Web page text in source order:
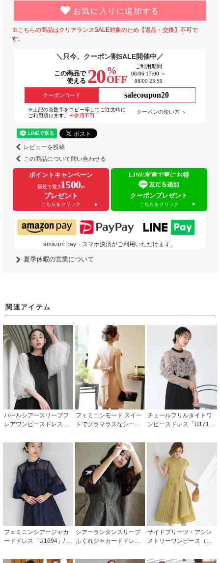
お気に入りに追加する
※こちらの商品はクリアランスSALE対象のため【返品・交換】不可で
す。
＼只今、クーポン割SALE開催中／
この商品で
使える 20 %
OFF
ご利用期間
08/06 17:00 ～
08/09 23:59
クーポンコード salecoupon20
※上記の英数字をコピー等してご注文時に
ご利用頂けます。
※併用不可
クーポンの使い方 ＞
レビューを投稿
この商品について問い合わせる
ポイントキャンペーン
新規で最大1500pt
プレゼント
こちらをクリック
LINE友達で更にお得
クーポンプレゼント
こちらをクリック
amazon pay・スマホ決済がご利用いただけます。
夏季休暇の営業について
関連アイテム
パールシアースリーブフ
レアワンピースドレス
宴・二次会などお呼ばれ
対応フォーマルパーティ
ードレス
フェミニンモード スイー
トでグラマラスなシース
などお呼ばれ対応フォー
マルパーティードレス
チュールフリルタイトワ
ンピースドレス「U171
次会などお呼ばれ対応フ
ォーマルパーティードレ
フェミニンシアージャカ
ードドレス「U1694」/ 結
どお呼ばれ対応フォーマ
シアーランタンスリーブ
ふくれジャカードドレス
宴・二次会などお呼ばれ
サイドプリーツ・アシン
メトリーワンピース（ベ